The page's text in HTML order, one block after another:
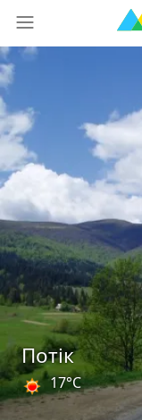
Потік
17°C